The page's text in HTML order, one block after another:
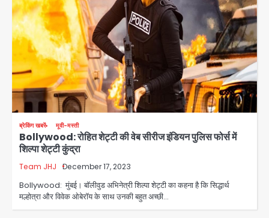
ब्रेकिंग खबरें मूवी-मस्ती
Bollywood: रोहित शेट्टी की वेब सीरीज इंडियन पुलिस फोर्स में
शिल्पा शेट्टी कुंद्रा
Team JHJ December 17, 2023
Bollywood: मुंबई। बॉलीवुड अभिनेत्री शिल्पा शेट्टी का कहना है कि सिद्धार्थ
मल्होत्रा और विवेक ओबेरॉय के साथ उनकी बहुत अच्छी…
3
28 साल बाद कानून के शिकंजे में आया हत्या का
फरार आरोपी
Team JHJ
के हत्थे